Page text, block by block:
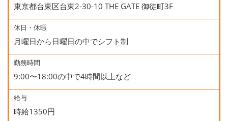
東京都台東区台東2-30-10 THE GATE 御徒町3F
休日・休暇
月曜日から日曜日の中でシフト制
勤務時間
9:00〜18:00の中で4時間以上など
給与
時給1350円